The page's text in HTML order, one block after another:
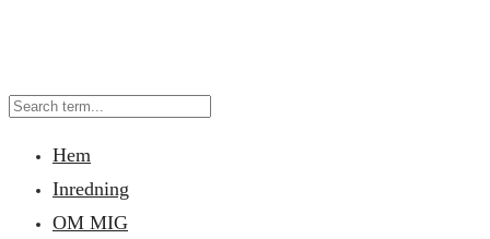
Hem
Inredning
OM MIG